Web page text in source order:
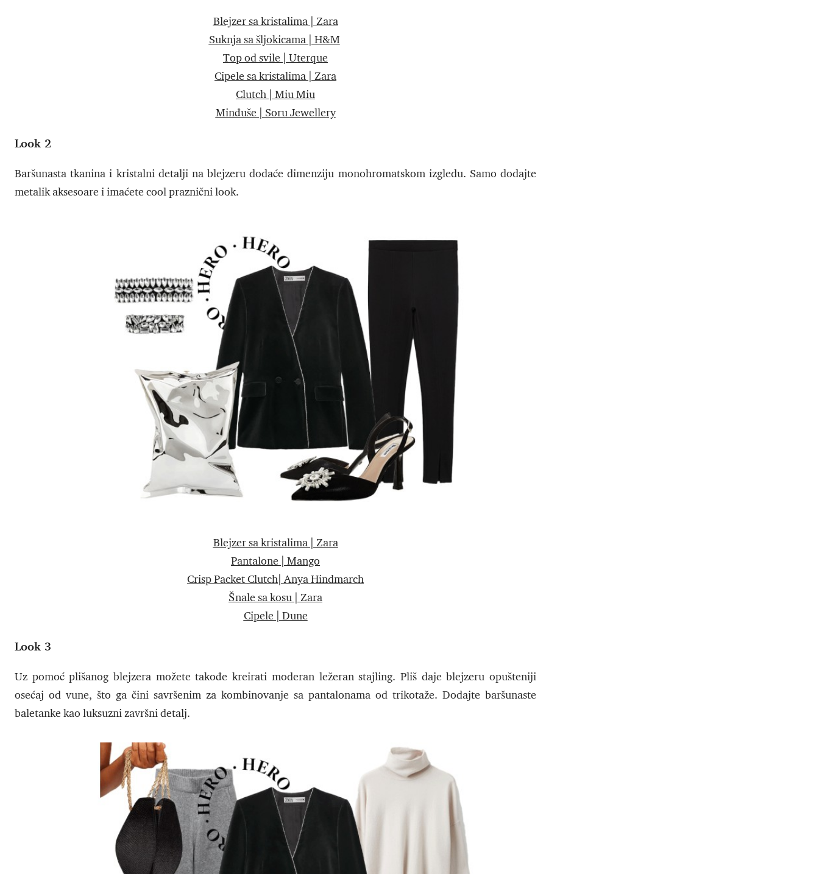
Blejzer sa kristalima | Zara
Suknja sa šljokicama | H&M
Top od svile | Uterque
Cipele sa kristalima | Zara
Clutch | Miu Miu
Minđuše | Soru Jewellery
Look 2
Baršunasta tkanina i kristalni detalji na blejzeru dodaće dimenziju monohromatskom izgledu. Samo dodajte
metalik aksesoare i imaćete cool praznični look.
Blejzer sa kristalima | Zara
Pantalone | Mango
Crisp Packet Clutch| Anya Hindmarch
Šnale sa kosu | Zara
Cipele | Dune
Look 3
Uz pomoć plišanog blejzera možete takođe kreirati moderan ležeran stajling. Pliš daje blejzeru opušteniji
osećaj od vune, što ga čini savršenim za kombinovanje sa pantalonama od trikotaže. Dodajte baršunaste
baletanke kao luksuzni završni detalj.